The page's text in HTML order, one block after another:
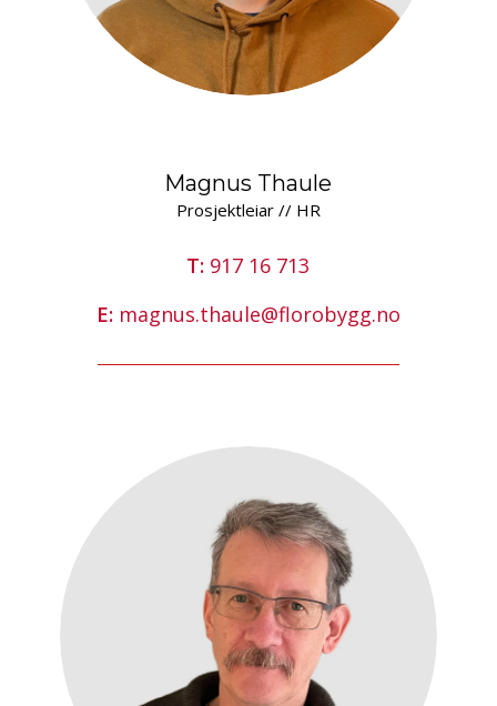
Magnus Thaule
Prosjektleiar // HR
T: 917 16 713
E: magnus.thaule@florobygg.no